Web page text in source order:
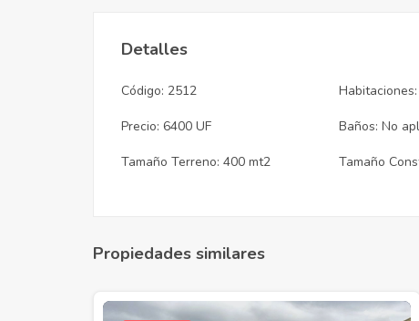
Detalles
Código: 2512
Precio: 6400 UF
Tamaño Terreno: 400 mt2
Baños: No
Tamaño
Propiedades similares